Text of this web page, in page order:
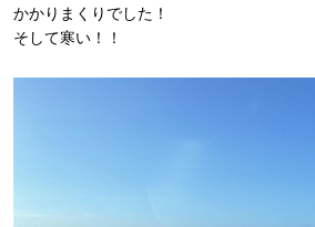
かかりまくりでした！
そして寒い！！